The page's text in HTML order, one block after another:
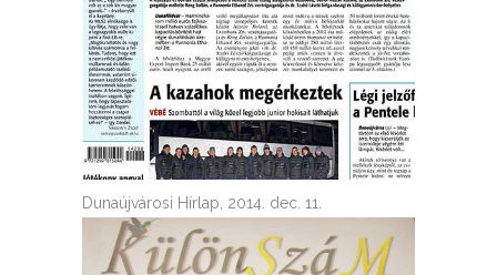
Dunaújvárosi Hírlap, 2014. dec. 11.